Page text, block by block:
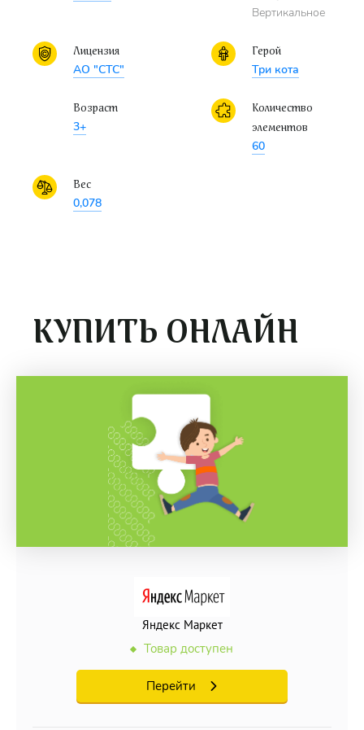
и напоминанием о тепле семейных зимних вечеров.
Вертикальное
Лицензия
АО "СТС"
Герой
Три кота
Возраст
3+
Количество
элементов
60
Вес
0,078
КУПИТЬ ОНЛАЙН
Яндекс Маркет
Товар доступен
Перейти